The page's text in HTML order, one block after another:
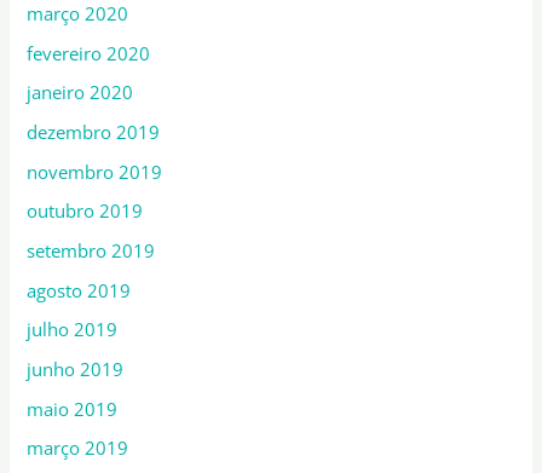
março 2020
fevereiro 2020
janeiro 2020
dezembro 2019
novembro 2019
outubro 2019
setembro 2019
agosto 2019
julho 2019
junho 2019
maio 2019
março 2019